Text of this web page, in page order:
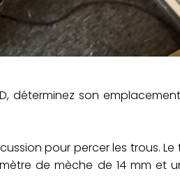
déterminez son
pour percer les trous. Le
de mèche de 14 mm et